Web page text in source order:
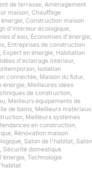
de terrasse, Aménagement
maison, Chauffage
, Construction maison
d'intérieur écologique,
d'eau, Économies d'énergie,
, Entreprises de construction
, Expert en énergie, Habitation
Idées d'éclairage intérieur,
, Isolation
connectée, Maison du futur,
énergie, Meilleures idées
de construction,
, Meilleurs équipements de
de bains, Meilleurs matériaux
, Meilleurs systèmes
en construction,
, Rénovation maison
, Salon de l'habitat, Salon
, Sécurité domestique
, Technologie